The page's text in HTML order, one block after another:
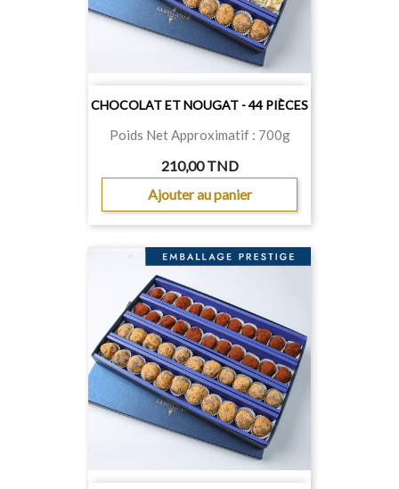
CHOCOLAT ET NOUGAT - 44 PIÈCES
Poids Net Approximatif : 700g
210,00 TND
Ajouter au panier